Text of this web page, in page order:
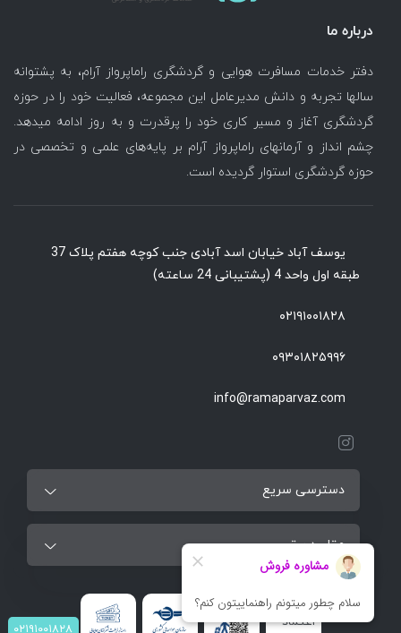
۰۲۱۹۱۰۰۱۸۲۸
درباره ما
دفتر خدمات مسافرت هوایی و گردشگری راماپرواز آرام، به پشتوانه
سالها تجربه و دانش مدیرعامل این مجموعه، فعالیت خود را در حوزه
گردشگری آغاز و مسیر کاری خود را پرقدرت و به روز ادامه میدهد.
چشم انداز و آرمانهای راماپرواز آرام بر پایه‌های علمی و تخصصی در
حوزه گردشگری استوار گردیده است.
یوسف آباد خیابان اسد آبادی جنب کوچه هفتم پلاک 37
طبقه اول واحد 4 (پشتیبانی 24 ساعته)
۰۲۱۹۱۰۰۱۸۲۸
۰۹۳۰۱۸۲۵۹۹۶
info@ramaparvaz.com
دسترسی سریع
مقاصد برتر